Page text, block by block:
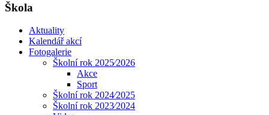
Škola
Aktuality
Kalendář akcí
Fotogalerie
Školní rok 2025⁄2026
Akce
Sport
Školní rok 2024⁄2025
Školní rok 2023⁄2024